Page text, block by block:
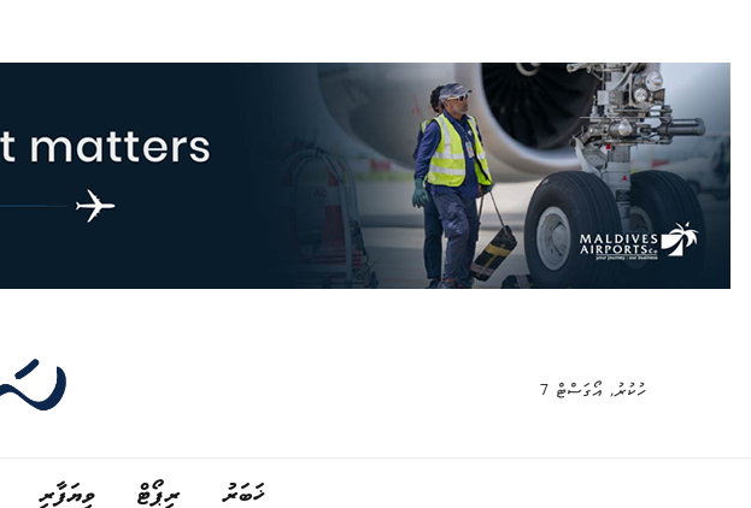
ހުކުރު, އޯގަސްޓް 7
ޚަބަރު ރިޕޯޓް ވިޔަފާރި